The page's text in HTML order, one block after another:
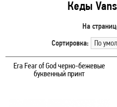
Кеды
На
Сортировка:
Era Fear of God черно-бежевые
буквенный принт